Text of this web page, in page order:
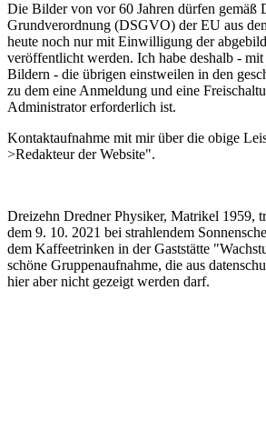
Die Bilder von vor 60 Jahren dürfen gemäß
Grundverordnung (DSGVO) der EU aus
heute noch nur mit Einwilligung der
veröffentlicht werden. Ich habe deshalb -
Bildern - die übrigen einstweilen in den
zu dem eine Anmeldung und eine
Administrator erforderlich ist.
Kontaktaufnahme mit mir über die obige
>Redakteur der Website".
Dreizehn Dredner Physiker, Matrikel 1959,
dem 9. 10. 2021 bei strahlendem
dem Kaffeetrinken in der Gaststätte
schöne Gruppenaufnahme, die aus
hier aber nicht gezeigt werden darf.